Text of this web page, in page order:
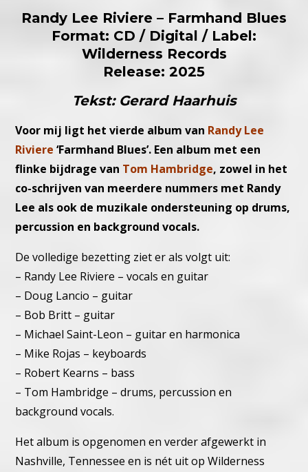
Randy Lee Riviere – Farmhand Blues
Format: CD / Digital / Label:
Wilderness Records
Release: 2025
Tekst: Gerard Haarhuis
Voor mij ligt het vierde album van Randy Lee
Riviere ‘Farmhand Blues’. Een album met een
flinke bijdrage van Tom Hambridge, zowel in het
co-schrijven van meerdere nummers met Randy
Lee als ook de muzikale ondersteuning op drums,
percussion en background vocals.
De volledige bezetting ziet er als volgt uit:
– Randy Lee Riviere – vocals en guitar
– Doug Lancio – guitar
– Bob Britt – guitar
– Michael Saint-Leon – guitar en harmonica
– Mike Rojas – keyboards
– Robert Kearns – bass
– Tom Hambridge – drums, percussion en
background vocals.
Het album is opgenomen en verder afgewerkt in
Nashville, Tennessee en is nét uit op Wilderness